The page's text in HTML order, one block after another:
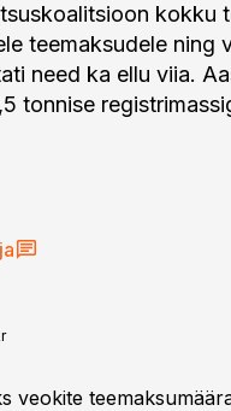
kokku
teemaksudele ning
need ka ellu viia.
tonnise
veokite